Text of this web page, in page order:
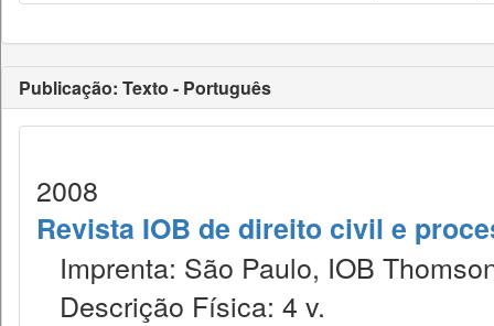
Publicação: Texto - Português
2008
Revista IOB de direito civil e
Imprenta: São Paulo, IOB
Descrição Física: 4 v.